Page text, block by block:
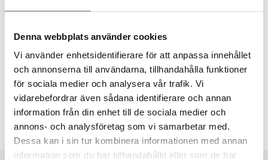
Denna webbplats använder cookies
Vi använder enhetsidentifierare för att anpassa innehållet
och annonserna till användarna, tillhandahålla funktioner
för sociala medier och analysera vår trafik. Vi
vidarebefordrar även sådana identifierare och annan
information från din enhet till de sociala medier och
annons- och analysföretag som vi samarbetar med.
Dessa kan i sin tur kombinera informationen med annan
information som du har tillhandahållit eller som de har
Om du vill avanmäla dig från vårt nyhetsbrev, skriv in din e-
postadress och klicka på knappen nedan.
E-postadress: